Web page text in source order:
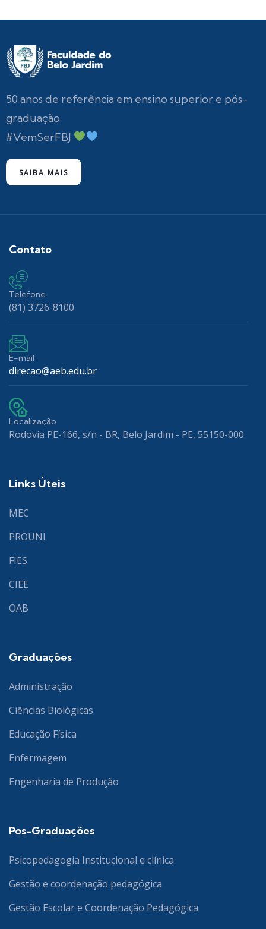
50 anos de referência em ensino superior e pós-
graduação
#VemSerFBJ
SAIBA MAIS
Contato
Telefone
(81) 3726-8100
E-mail
direcao@aeb.edu.br
Localização
Rodovia PE-166, s/n - BR, Belo Jardim - PE, 55150-000
Links Úteis
MEC
PROUNI
FIES
CIEE
OAB
Graduações
Administração
Ciências Biológicas
Educação Física
Enfermagem
Engenharia de Produção
Pos-Graduações
Psicopedagogia Institucional e clínica
Gestão e coordenação pedagógica
Gestão Escolar e Coordenação Pedagógica